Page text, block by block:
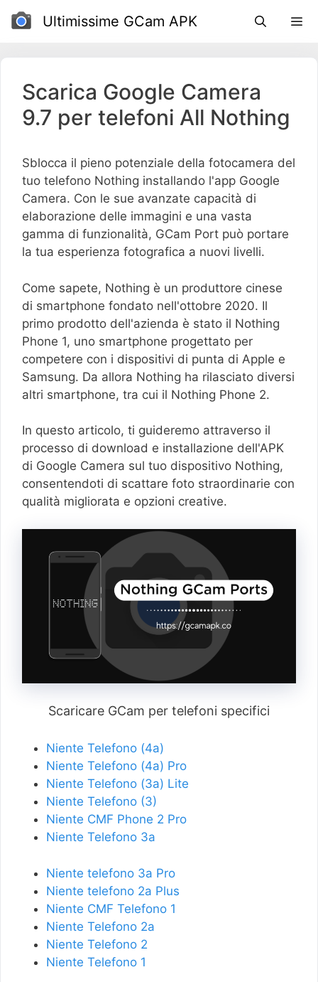
Salta
Ultimissime GCam APK
Scarica Google Camera
9.7 per telefoni All Nothing
Sblocca il pieno potenziale della fotocamera del
tuo telefono Nothing installando l'app Google
Camera. Con le sue avanzate capacità di
elaborazione delle immagini e una vasta
gamma di funzionalità, GCam Port può portare
la tua esperienza fotografica a nuovi livelli.
Come sapete, Nothing è un produttore cinese
di smartphone fondato nell'ottobre 2020. Il
primo prodotto dell'azienda è stato il Nothing
Phone 1, uno smartphone progettato per
competere con i dispositivi di punta di Apple e
Samsung. Da allora Nothing ha rilasciato diversi
altri smartphone, tra cui il Nothing Phone 2.
In questo articolo, ti guideremo attraverso il
processo di download e installazione dell'APK
di Google Camera sul tuo dispositivo Nothing,
consentendoti di scattare foto straordinarie con
qualità migliorata e opzioni creative.
Scaricare GCam per telefoni specifici
Niente Telefono (4a)
Niente Telefono (4a) Pro
Niente Telefono (3a) Lite
Niente Telefono (3)
Niente CMF Phone 2 Pro
Niente Telefono 3a
Niente telefono 3a Pro
Niente telefono 2a Plus
Niente CMF Telefono 1
Niente Telefono 2a
Niente Telefono 2
Niente Telefono 1